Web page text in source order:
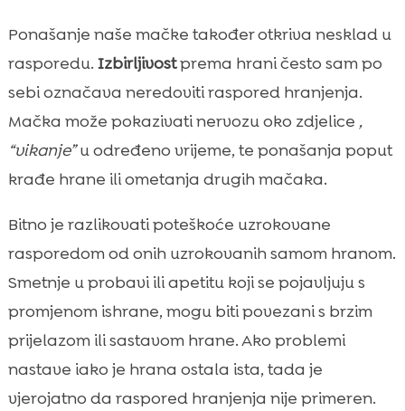
Ponašanje naše mačke također otkriva nesklad u
rasporedu. Izbirljivostprema hrani često sam po
sebi označava neredoviti raspored hranjenja.
Mačka može pokazivati nervozu oko zdjelice ,
“vikanje”u određeno vrijeme, te ponašanja poput
krađe hrane ili ometanja drugih mačaka.
Bitno je razlikovati poteškoće uzrokovane
rasporedom od onih uzrokovanih samom hranom.
Smetnje u probavi ili apetitu koji se pojavljuju s
promjenom ishrane, mogu biti povezani s brzim
prijelazom ili sastavom hrane. Ako problemi
nastave iako je hrana ostala ista, tada je
vjerojatno da raspored hranjenja nije primeren.